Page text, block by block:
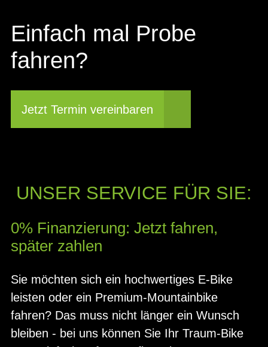
Einfach mal Probe
fahren?
Jetzt Termin vereinbaren
UNSER SERVICE FÜR SIE:
0% Finanzierung: Jetzt fahren,
später zahlen
Sie möchten sich ein hochwertiges E-Bike
leisten oder ein Premium-Mountainbike
fahren? Das muss nicht länger ein Wunsch
bleiben - bei uns können Sie Ihr Traum-Bike